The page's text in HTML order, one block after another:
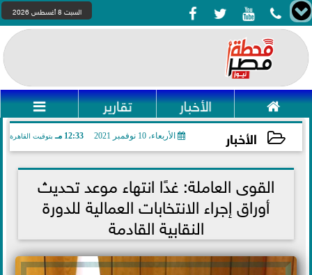
    السبت 8 أغسطس 2026
 الأخبار تقارير 
الأخبار الأربعاء، 10 نوفمبر 2021 12:33 مـ بتوقيت القاهرة
2021-11-10 12:33:41القوى العاملة: غدًا انتهاء موعد تحديث
أوراق إجراء الانتخابات العمالية للدورة
النقابية القادمة